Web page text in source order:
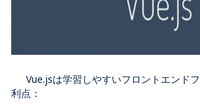
Vue.jsは学習しやすいフロントエンド
利点：